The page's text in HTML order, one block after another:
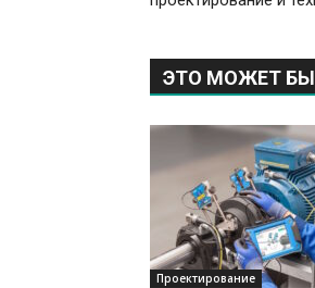
ЭТО МОЖЕТ
Проектирование